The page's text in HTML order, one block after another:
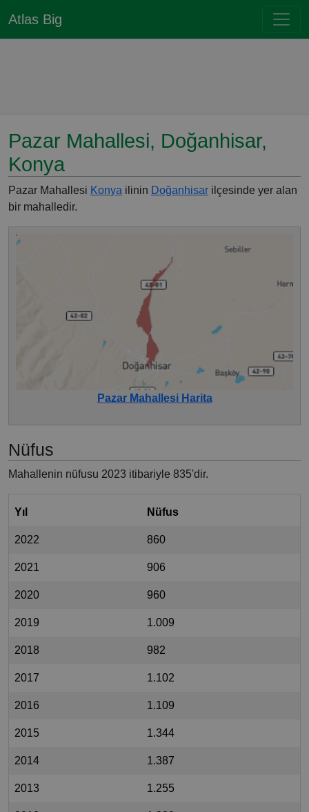
Atlas Big
Pazar Mahallesi, Doğanhisar,
Konya
Pazar Mahallesi Konya ilinin Doğanhisar ilçesinde yer alan
bir mahalledir.
Pazar Mahallesi Harita
Nüfus
Mahallenin nüfusu 2023 itibariyle 835'dir.
Yıl Nüfus
2022 860
2021 906
2020 960
2019 1.009
2018 982
2017 1.102
2016 1.109
2015 1.344
2014 1.387
2013 1.255